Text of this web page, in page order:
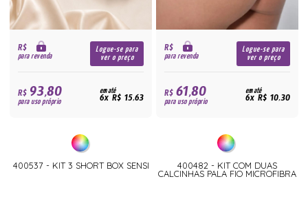
R$
para revenda
Logue-se para
ver o preço
R$93,80
para uso próprio
em até
6x R$ 15,63
400537 - KIT 3 SHORT BOX SENSI
R$
para revenda
Logue-se para
ver o preço
R$61,80
para uso próprio
em até
6x R$ 10,30
400482 - KIT COM DUAS
CALCINHAS PALA FIO MICROFIBRA